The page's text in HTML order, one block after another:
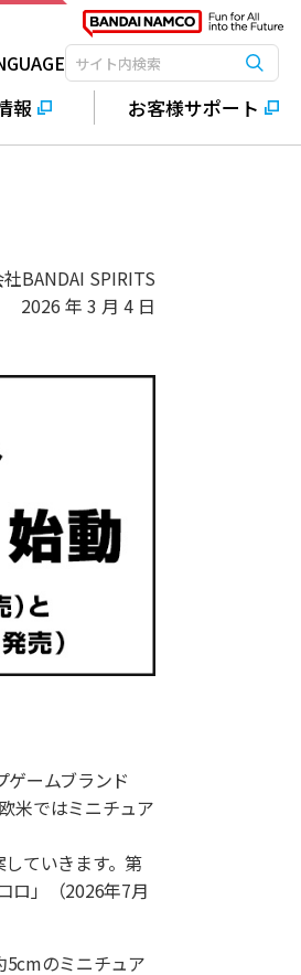
検索キーワード入力 検索
報 お客様サポート
BANDAI SPIRITS
2026 年 3 月 4 日
ームブランド
米ではミニチュア
ていきます。第
ロ」（2026年7月
5cmのミニチュア